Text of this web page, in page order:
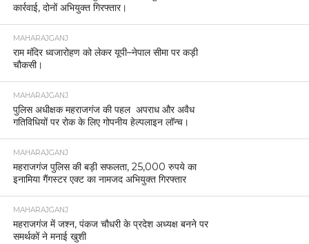
कार्रवाई, दोनों अभियुक्त गिरफ्तार।
MAHARAJGANJ
राम मंदिर ध्वजारोहण को लेकर यूपी–नेपाल सीमा पर कड़ी
चौकसी।
MAHARAJGANJ
पुलिस अधीक्षक महराजगंज की पहल अपराध और अवैध
गतिविधियों पर रोक के लिए गोपनीय हेल्पलाइन लॉन्च।
MAHARAJGANJ
महराजगंज पुलिस की बड़ी सफलता, 25,000 रुपये का
इनामिया गैंगस्टर एक्ट का नामजद अभियुक्त गिरफ्तार
MAHARAJGANJ
महराजगंज में जश्न, पंकज चौधरी के प्रदेश अध्यक्ष बनने पर
समर्थकों ने मनाई खुशी